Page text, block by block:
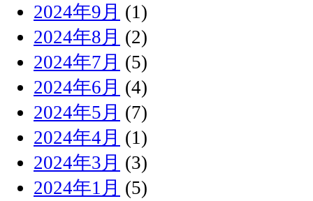
2024年9月 (1)
2024年8月 (2)
2024年7月 (5)
2024年6月 (4)
2024年5月 (7)
2024年4月 (1)
2024年3月 (3)
2024年1月 (5)